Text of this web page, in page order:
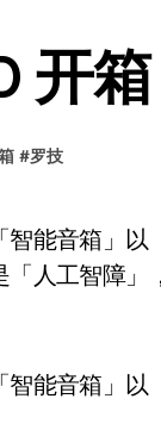
开启，资讯秒抢
开箱
#罗技
人工智障
能音箱」